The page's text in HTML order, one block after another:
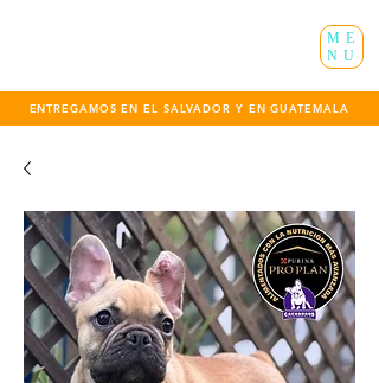
ENTREGAMOS EN EL SALVADOR Y EN GUATEMALA
ME
NU